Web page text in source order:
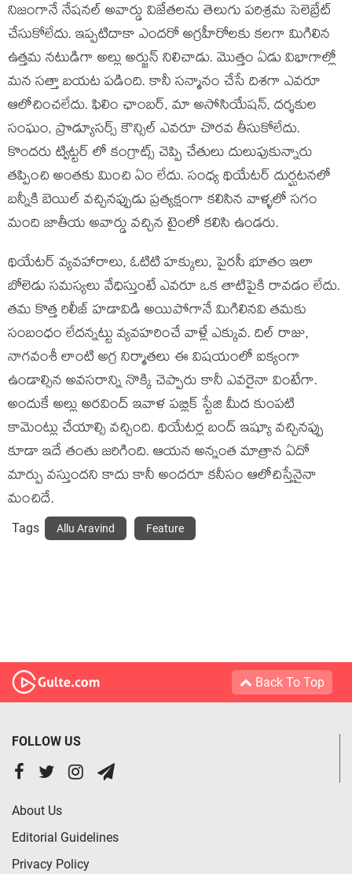
నిజంగానే నేషనల్ అవార్డు విజేతలను తెలుగు పరిశ్రమ సెలెబ్రేట్
చేసుకోలేదు. ఇప్పటిదాకా ఎందరో అగ్రహీరోలకు కలగా మిగిలిన
ఉత్తమ నటుడిగా అల్లు అర్జున్ నిలిచాడు. మొత్తం ఏడు విభాగాల్లో
మన సత్తా బయట పడింది. కానీ సన్మానం చేసే దిశగా ఎవరూ
ఆలోచించలేదు. ఫిలిం ఛాంబర్, మా అసోసియేషన్, దర్శకుల
సంఘం, ప్రొడ్యూసర్స్ కౌన్సిల్ ఎవరూ చొరవ తీసుకోలేదు.
కొందరు ట్విట్టర్ లో కంగ్రాట్స్ చెప్పి చేతులు దులుపుకున్నారు
తప్పించి అంతకు మించి ఏం లేదు. సంధ్య థియేటర్ దుర్ఘటనలో
బన్నీకి బెయిల్ వచ్చినప్పుడు ప్రత్యక్షంగా కలిసిన వాళ్ళలో సగం
మంది జాతీయ అవార్డు వచ్చిన టైంలో కలిసి ఉండరు.
థియేటర్ వ్యవహారాలు, ఓటిటి హక్కులు, పైరసీ భూతం ఇలా
బోలెడు సమస్యలు వేధిస్తుంటే ఎవరూ ఒక తాటిపైకి రావడం లేదు.
తమ కొత్త రిలీజ్ హడావిడి అయిపోగానే మిగిలినవి తమకు
సంబంధం లేదన్నట్టు వ్యవహరించే వాళ్లే ఎక్కువ. దిల్ రాజు,
నాగవంశీ లాంటి అగ్ర నిర్మాతలు ఈ విషయంలో ఐక్యంగా
ఉండాల్సిన అవసరాన్ని నొక్కి చెప్పారు కానీ ఎవరైనా వింటేగా.
అందుకే అల్లు అరవింద్ ఇవాళ పబ్లిక్ స్టేజి మీద కుంపటి
కామెంట్లు చేయాల్సి వచ్చింది. థియేటర్ల బంద్ ఇష్యూ వచ్చినప్పు
కూడా ఇదే తంతు జరిగింది. ఆయన అన్నంత మాత్రాన ఏదో
మార్పు వస్తుందని కాదు కానీ అందరూ కనీసం ఆలోచిస్తేనైనా
మంచిదే.
Tags Allu Aravind Feature
Back To Top
FOLLOW US
About Us
Editorial Guidelines
Privacy Policy